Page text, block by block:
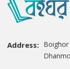
Address: Boighor